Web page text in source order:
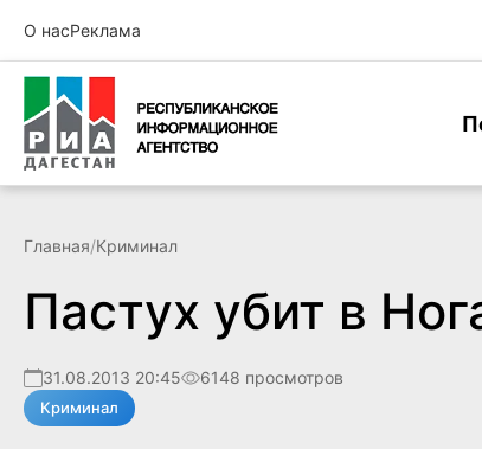
О насРеклама
Главная/Криминал
Пастух убит в
31.08.2013 20:45 6148 просмотров
Криминал